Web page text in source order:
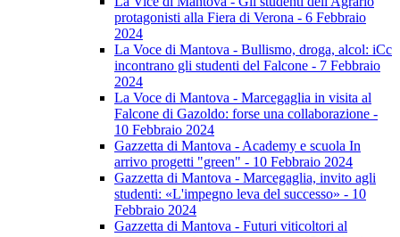
protagonisti alla Fiera di Verona - 6 Febbraio
2024
La Voce di Mantova - Bullismo, droga, alcol: iCc
incontrano gli studenti del Falcone - 7 Febbraio
2024
La Voce di Mantova - Marcegaglia in visita al
Falcone di Gazoldo: forse una collaborazione -
10 Febbraio 2024
Gazzetta di Mantova - Academy e scuola In
arrivo progetti "green" - 10 Febbraio 2024
Gazzetta di Mantova - Marcegaglia, invito agli
studenti: «L'impegno leva del successo» - 10
Febbraio 2024
Gazzetta di Mantova - Futuri viticoltori al